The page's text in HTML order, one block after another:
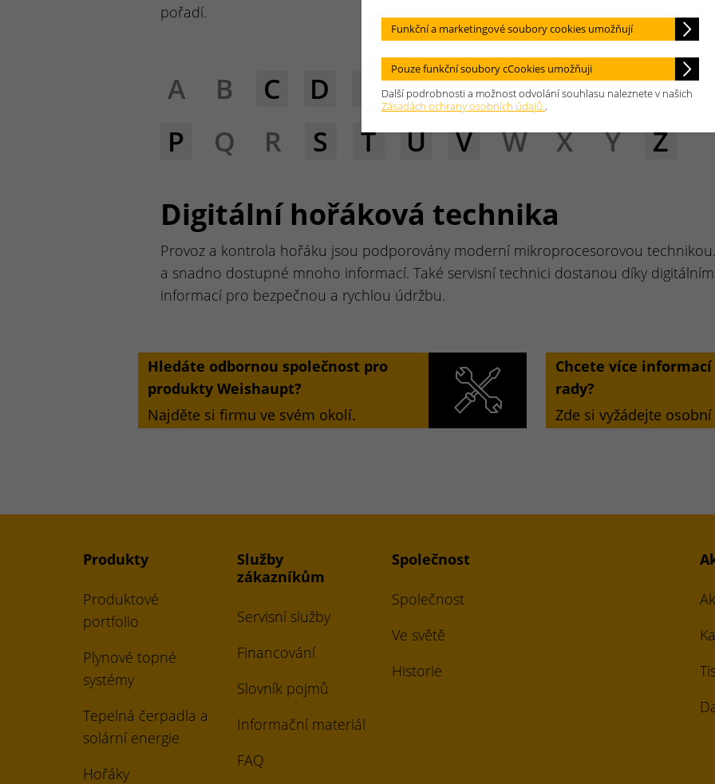
pořadí.
A B C D F G H I J K
L
P
Q R S T U V W X Y Z
Digitální hořáková technika
Provoz a kontrola hořáku jsou podporovány moderní mikroprocesorovou
a snadno dostupné mnoho informací. Také servisní technici dostanou díky
informací pro bezpečnou a rychlou údržbu.
Hledáte odbornou společnost pro
produkty Weishaupt?
Najděte si firmu ve svém okolí.
Chcete více
rady?
Zde si vyžádejte
Produkty
Produktové
portfolio
Plynové topné
systémy
Tepelná čerpadla a
solární energie
Hořáky
Služby
zákazníkům
Servisní služby
Financování
Slovník pojmů
Informační materiál
FAQ
Společnost
Společnost
Ve světě
Historie
Funkční a marketingové soubory cookies umožňují
Pouze funkční soubory cCookies umožňuji
Další podrobnosti a možnost odvolání souhlasu naleznete v našich
Zásadách ochrany osobních údajů..